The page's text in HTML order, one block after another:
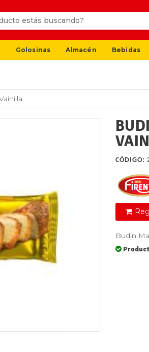
Golosinas Almacén Bebidas
CÓDIGO:
Budin